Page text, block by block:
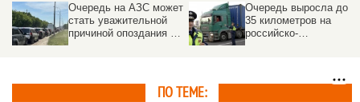
Очередь на АЗС может
стать уважительной
причиной опоздания на
Очередь выросла до
35 километров на
российско-
ПО ТЕМЕ: